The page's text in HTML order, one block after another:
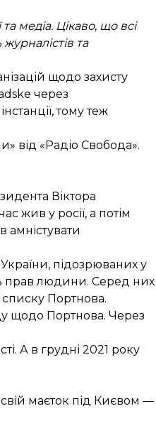
медіа. Цікаво, що всі
та
щодо захисту
через
тому теж
від «Радіо Свобода».
Віктора
жив у росії, а потім
амністувати
підозрюваних у
прав людини. Серед них
Портнова.
щодо Портнова. Через
А в грудні 2021 року
свій маєток під Києвом —